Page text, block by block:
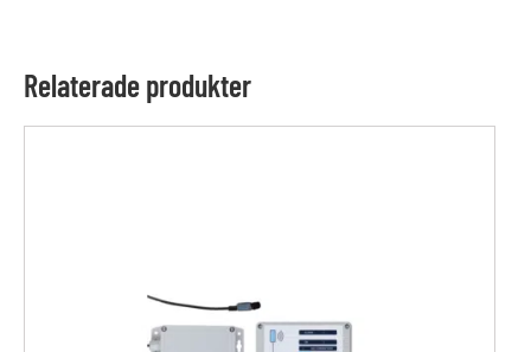
Relaterade produkter